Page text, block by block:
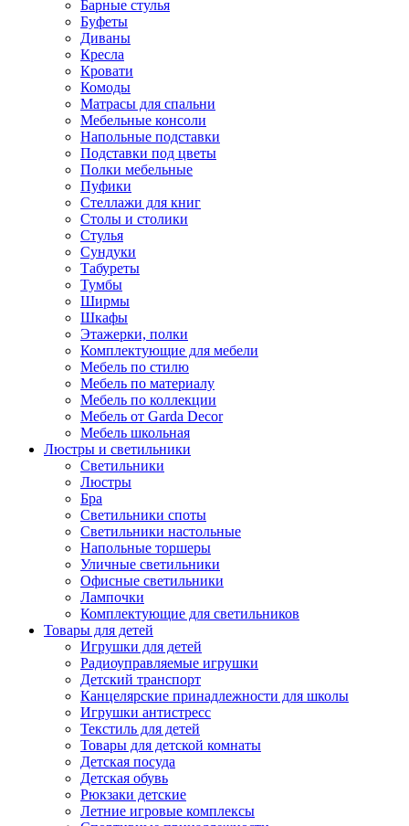
Барные стулья
Буфеты
Диваны
Кресла
Кровати
Комоды
Матрасы для спальни
Мебельные консоли
Напольные подставки
Подставки под цветы
Полки мебельные
Пуфики
Стеллажи для книг
Столы и столики
Стулья
Сундуки
Табуреты
Тумбы
Ширмы
Шкафы
Этажерки, полки
Комплектующие для мебели
Мебель по стилю
Мебель по материалу
Мебель по коллекции
Мебель от Garda Decor
Мебель школьная
Люстры и светильники
Светильники
Люстры
Бра
Светильники споты
Светильники настольные
Напольные торшеры
Уличные светильники
Офисные светильники
Лампочки
Комплектующие для светильников
Товары для детей
Игрушки для детей
Радиоуправляемые игрушки
Детский транспорт
Канцелярские принадлежности для школы
Игрушки антистресс
Текстиль для детей
Товары для детской комнаты
Детская посуда
Детская обувь
Рюкзаки детские
Летние игровые комплексы